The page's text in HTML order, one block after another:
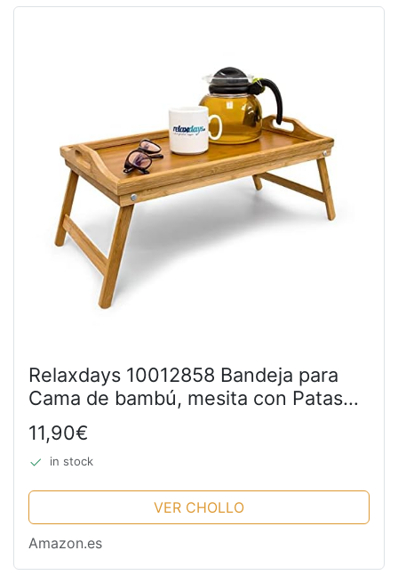
Relaxdays 10012858 Bandeja para
Cama de bambú, mesita con Patas
Plegables, Natural, 50x30x23 cm
11,90€
in stock
VER CHOLLO
Amazon.es